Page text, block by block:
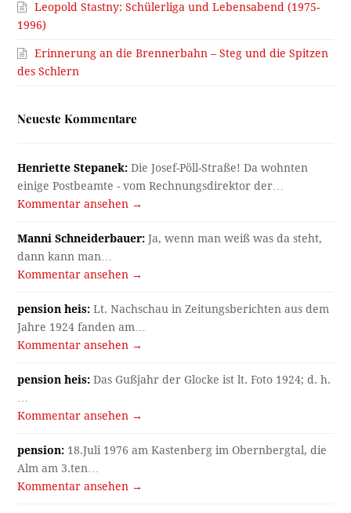
Leopold Stastny: Schülerliga und Lebensabend (1975-
1996)
Erinnerung an die Brennerbahn – Steg und die Spitzen
des Schlern
Neueste Kommentare
Henriette Stepanek: Die Josef-Pöll-Straße! Da wohnten
einige Postbeamte - vom Rechnungsdirektor der…
Kommentar ansehen →
Manni Schneiderbauer: Ja, wenn man weiß was da steht,
dann kann man…
Kommentar ansehen →
pension heis: Lt. Nachschau in Zeitungsberichten aus dem
Jahre 1924 fanden am…
Kommentar ansehen →
pension heis: Das Gußjahr der Glocke ist lt. Foto 1924; d. h.
Kommentar ansehen →
pension: 18.Juli 1976 am Kastenberg im Obernbergtal, die
Alm am 3.ten…
Kommentar ansehen →